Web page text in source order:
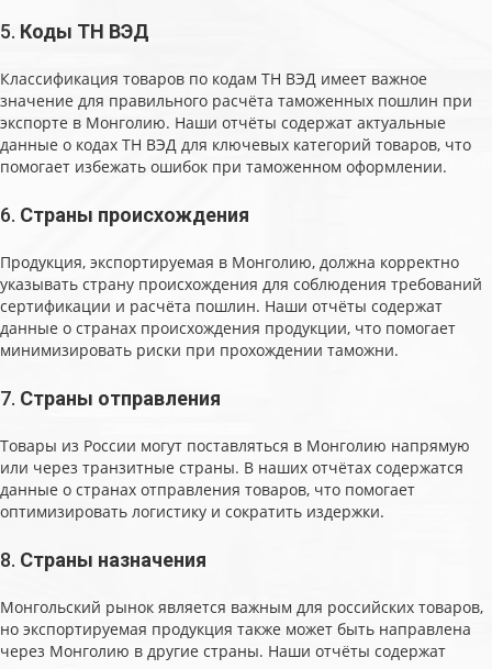
5. Коды ТН ВЭД
Классификация товаров по кодам ТН ВЭД имеет важное
значение для правильного расчёта таможенных пошлин при
экспорте в Монголию. Наши отчёты содержат актуальные
данные о кодах ТН ВЭД для ключевых категорий товаров, что
помогает избежать ошибок при таможенном оформлении.
6. Страны происхождения
Продукция, экспортируемая в Монголию, должна корректно
указывать страну происхождения для соблюдения требований
сертификации и расчёта пошлин. Наши отчёты содержат
данные о странах происхождения продукции, что помогает
минимизировать риски при прохождении таможни.
7. Страны отправления
Товары из России могут поставляться в Монголию напрямую
или через транзитные страны. В наших отчётах содержатся
данные о странах отправления товаров, что помогает
оптимизировать логистику и сократить издержки.
8. Страны назначения
Монгольский рынок является важным для российских товаров,
но экспортируемая продукция также может быть направлена
через Монголию в другие страны. Наши отчёты содержат